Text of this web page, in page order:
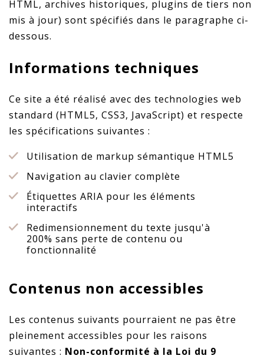
HTML, archives historiques, plugins de tiers non
mis à jour) sont spécifiés dans le paragraphe ci-
dessous.
Informations techniques
Ce site a été réalisé avec des technologies web
standard (HTML5, CSS3, JavaScript) et respecte
les spécifications suivantes :
Utilisation de markup sémantique HTML5
Navigation au clavier complète
Étiquettes ARIA pour les éléments
interactifs
Redimensionnement du texte jusqu'à
200% sans perte de contenu ou
fonctionnalité
Contenus non accessibles
Les contenus suivants pourraient ne pas être
pleinement accessibles pour les raisons
suivantes : Non-conformité à la Loi du 9